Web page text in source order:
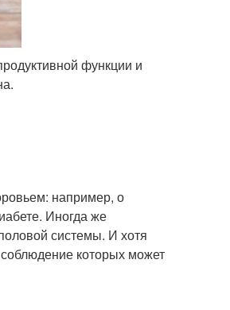
функции и
например, о
Иногда же
системы. И хотя
которых может